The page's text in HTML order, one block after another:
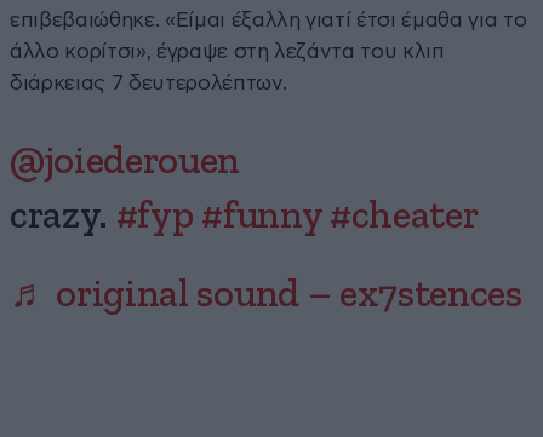
επιβεβαιώθηκε. «Είμαι έξαλλη γιατί έτσι έμαθα για το
άλλο κορίτσι», έγραψε στη λεζάντα του κλιπ
διάρκειας 7 δευτερολέπτων.
@joiederouen
crazy. #fyp #funny #cheater
♬ original sound – ex7stences